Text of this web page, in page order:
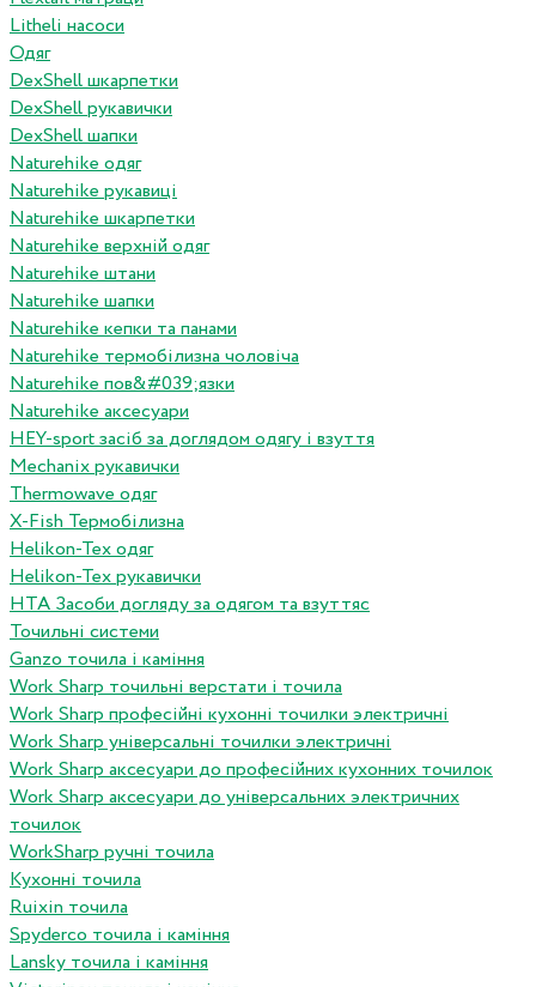
Litheli насоси
Одяг
DexShell шкарпетки
DexShell рукавички
DexShell шапки
Naturehike одяг
Naturehike рукавиці
Naturehike шкарпетки
Naturehike верхній одяг
Naturehike штани
Naturehike шапки
Naturehike кепки та панами
Naturehike термобілизна чоловіча
Naturehike пов&#039;язки
Naturehike аксесуари
HEY-sport засіб за доглядом одягу і взуття
Mechanix рукавички
Thermowave одяг
X-Fish Термобілизна
Helikon-Tex одяг
Helikon-Tex рукавички
HTA Засоби догляду за одягом та взуттяс
Точильні системи
Ganzo точила і каміння
Work Sharp точильні верстати і точила
Work Sharp професiйнi кухоннi точилки электричнi
Work Sharp унiверсальнi точилки электричнi
Work Sharp аксесуари до професiйних кухонних точилок
Work Sharp аксесуари до унiверсальних электричних
точилок
WorkSharp ручні точила
Кухонні точила
Ruixin точила
Spyderco точила і каміння
Lansky точила і каміння